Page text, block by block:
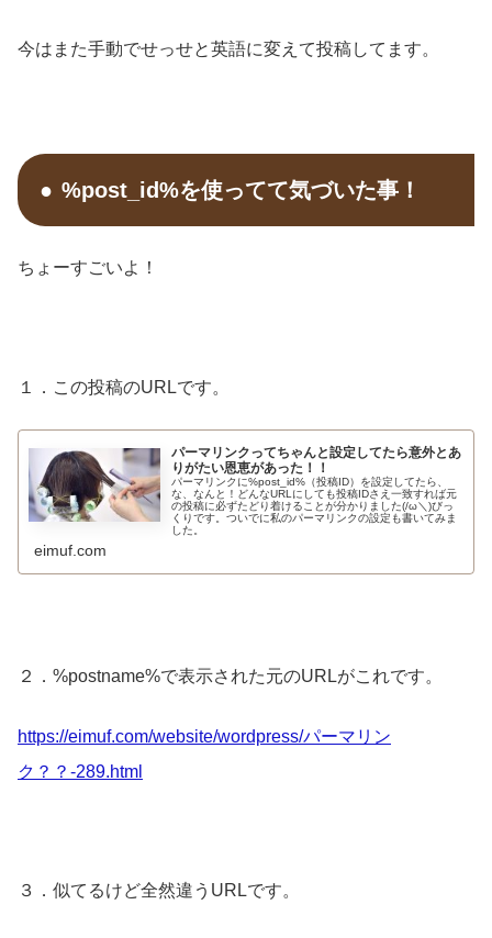
今はまた手動でせっせと英語に変えて投稿してます。
%post_id%を使ってて気づいた事！
ちょーすごいよ！
１．この投稿のURLです。
パーマリンクってちゃんと設定してたら意外とあ
りがたい恩恵があった！！
パーマリンクに%post_id%（投稿ID）を設定してたら、
な、なんと！どんなURLにしても投稿IDさえ一致すれば元
の投稿に必ずたどり着けることが分かりました(/ω＼)びっ
くりです。ついでに私のパーマリンクの設定も書いてみま
した。
eimuf.com
２．%postname%で表示された元のURLがこれです。
https://eimuf.com/website/wordpress/パーマリン
ク？？-289.html
３．似てるけど全然違うURLです。